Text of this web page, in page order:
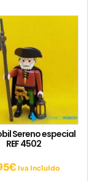
Sereno especial
REF 4502
€ Iva Incluido